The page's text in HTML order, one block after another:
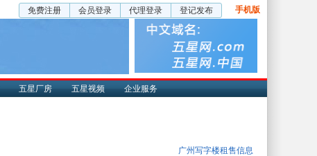
免费注册 会员登录 代理登录 登记发布 手机版
五星厂房 五星视频 企业服务
广州写字楼租售信息